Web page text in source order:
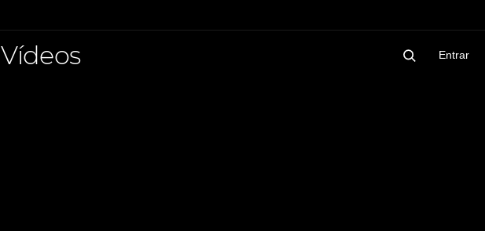
Vídeos Entrar